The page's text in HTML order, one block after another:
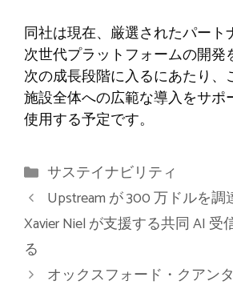
同社は現在、厳選されたパート
次世代プラットフォームの開発
次の成長段階に入るにあたり、
施設全体への広範な導入をサポ
使用する予定です。
カ
テ
ゴ
リ
サステイナビリティ
Upstream が 300 万ドルを調
Xavier Niel が支援する共同 AI
る
オックスフォード・クアン